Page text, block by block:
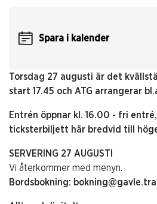
Torsdag 27 augusti är det
start 17.45 och ATG arrangerar
Entrén öppnar kl. 16.00 - fri
ticksterbiljett här bredvid till
SERVERING 27 AUGUSTI
Vi återkommer med menyn.
Bordsbokning:
Spara i kalender